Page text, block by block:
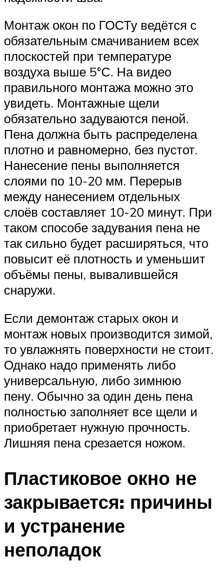
Монтаж окон по ГОСТу ведётся с
обязательным смачиванием всех
плоскостей при температуре
воздуха выше 5°С. На видео
правильного монтажа можно это
увидеть. Монтажные щели
обязательно задуваются пеной.
Пена должна быть распределена
плотно и равномерно, без пустот.
Нанесение пены выполняется
слоями по 10-20 мм. Перерыв
между нанесением отдельных
слоёв составляет 10-20 минут. При
таком способе задувания пена не
так сильно будет расширяться, что
повысит её плотность и уменьшит
объёмы пены, вывалившейся
снаружи.
Если демонтаж старых окон и
монтаж новых производится зимой,
то увлажнять поверхности не стоит.
Однако надо применять либо
универсальную, либо зимнюю
пену. Обычно за один день пена
полностью заполняет все щели и
приобретает нужную прочность.
Лишняя пена срезается ножом.
Пластиковое окно не
закрывается: причины
и устранение
неполадок